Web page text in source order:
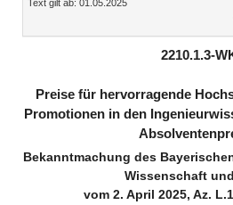
Text gilt ab: 01.05.2025
2210.1.3-
Preise für hervorragende
Promotionen in den
Bekanntmachung des
Wissenschaft
vom 2. April 2025, Az.